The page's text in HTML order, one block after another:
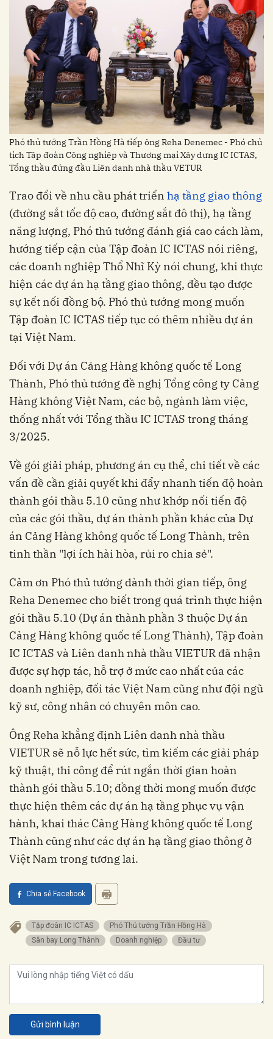
Phó thủ tướng Trần Hồng Hà tiếp ông Reha Denemec - Phó chủ
tịch Tập đoàn Công nghiệp và Thương mại Xây dựng IC ICTAS,
Tổng thầu đứng đầu Liên danh nhà thầu VETUR
Trao đổi về nhu cầu phát triển hạ tầng giao thông
(đường sắt tốc độ cao, đường sắt đô thị), hạ tầng
năng lượng, Phó thủ tướng đánh giá cao cách làm,
hướng tiếp cận của Tập đoàn IC ICTAS nói riêng,
các doanh nghiệp Thổ Nhĩ Kỳ nói chung, khi thực
hiện các dự án hạ tầng giao thông, đều tạo được
sự kết nối đồng bộ. Phó thủ tướng mong muốn
Tập đoàn IC ICTAS tiếp tục có thêm nhiều dự án
tại Việt Nam.
Đối với Dự án Cảng Hàng không quốc tế Long
Thành, Phó thủ tướng đề nghị Tổng công ty Cảng
Hàng không Việt Nam, các bộ, ngành làm việc,
thống nhất với Tổng thầu IC ICTAS trong tháng
3/2025.
Về gói giải pháp, phương án cụ thể, chi tiết về các
vấn đề cần giải quyết khi đẩy nhanh tiến độ hoàn
thành gói thầu 5.10 cũng như khớp nối tiến độ
của các gói thầu, dự án thành phần khác của Dự
án Cảng Hàng không quốc tế Long Thành, trên
tinh thần "lợi ích hài hòa, rủi ro chia sẻ".
Cảm ơn Phó thủ tướng dành thời gian tiếp, ông
Reha Denemec cho biết trong quá trình thực hiện
gói thầu 5.10 (Dự án thành phần 3 thuộc Dự án
Cảng Hàng không quốc tế Long Thành), Tập đoàn
IC ICTAS và Liên danh nhà thầu VIETUR đã nhận
được sự hợp tác, hỗ trợ ở mức cao nhất của các
doanh nghiệp, đối tác Việt Nam cũng như đội ngũ
kỹ sư, công nhân có chuyên môn cao.
Ông Reha khẳng định Liên danh nhà thầu
VIETUR sẽ nỗ lực hết sức, tìm kiếm các giải pháp
kỹ thuật, thi công để rút ngắn thời gian hoàn
thành gói thầu 5.10; đồng thời mong muốn được
thực hiện thêm các dự án hạ tầng phục vụ vận
hành, khai thác Cảng Hàng không quốc tế Long
Thành cũng như các dự án hạ tầng giao thông ở
Việt Nam trong tương lai.
Chia sẻ Facebook
Tập đoàn IC ICTAS
Phó Thủ tướng Trần Hồng Hà
sân bay Long Thành
doanh nghiệp đầu tư
Gửi bình luận